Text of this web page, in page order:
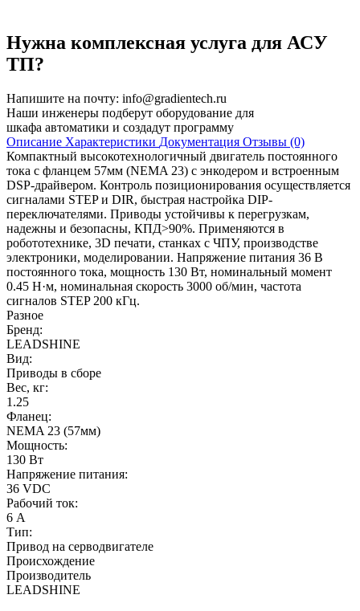
Нужна комплексная услуга для АСУ
ТП?
Напишите на почту: info@gradientech.ru
Наши инженеры подберут оборудование для
шкафа автоматики и создадут программу
Описание Характеристики Документация Отзывы (0)
Компактный высокотехнологичный двигатель постоянного
тока с фланцем 57мм (NEMA 23) с энкодером и встроенным
DSP-драйвером. Контроль позиционирования осуществляется
сигналами STEP и DIR, быстрая настройка DIP-
переключателями. Приводы устойчивы к перегрузкам,
надежны и безопасны, КПД>90%. Применяются в
робототехнике, 3D печати, станках с ЧПУ, производстве
электроники, моделировании. Напряжение питания 36 В
постоянного тока, мощность 130 Вт, номинальный момент
0.45 Н·м, номинальная скорость 3000 об/мин, частота
сигналов STEP 200 кГц.
Разное
Бренд:
LEADSHINE
Вид:
Приводы в сборе
Вес, кг:
1.25
Фланец:
NEMA 23 (57мм)
Мощность:
130 Вт
Напряжение питания:
36 VDC
Рабочий ток:
6 А
Тип:
Привод на серводвигателе
Происхождение
Производитель
LEADSHINE